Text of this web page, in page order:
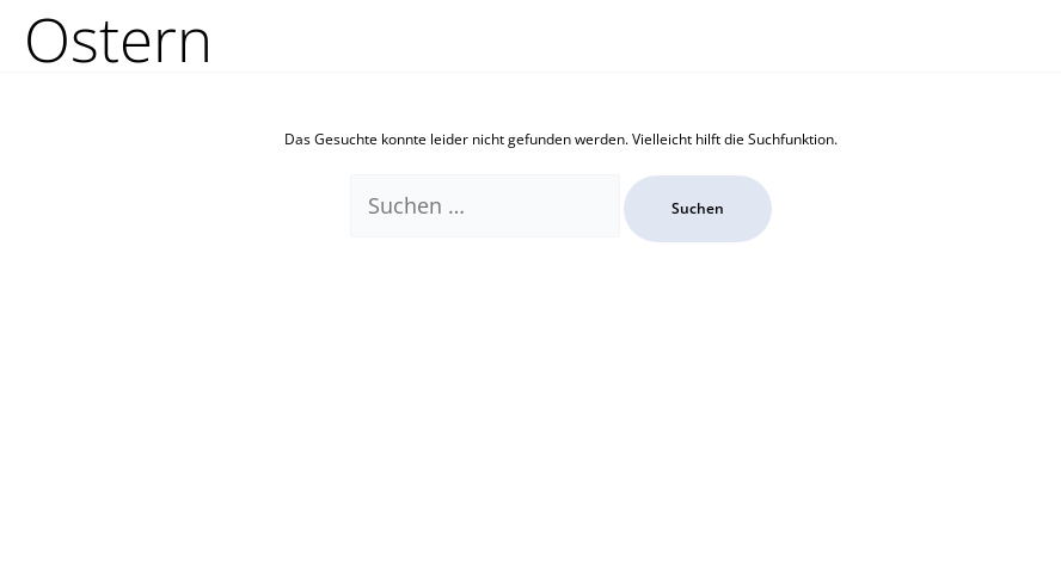
Inhalt
springenOstern
Das Gesuchte konnte leider nicht gefunden werden. Vielleicht hilft die Suchfunktion.